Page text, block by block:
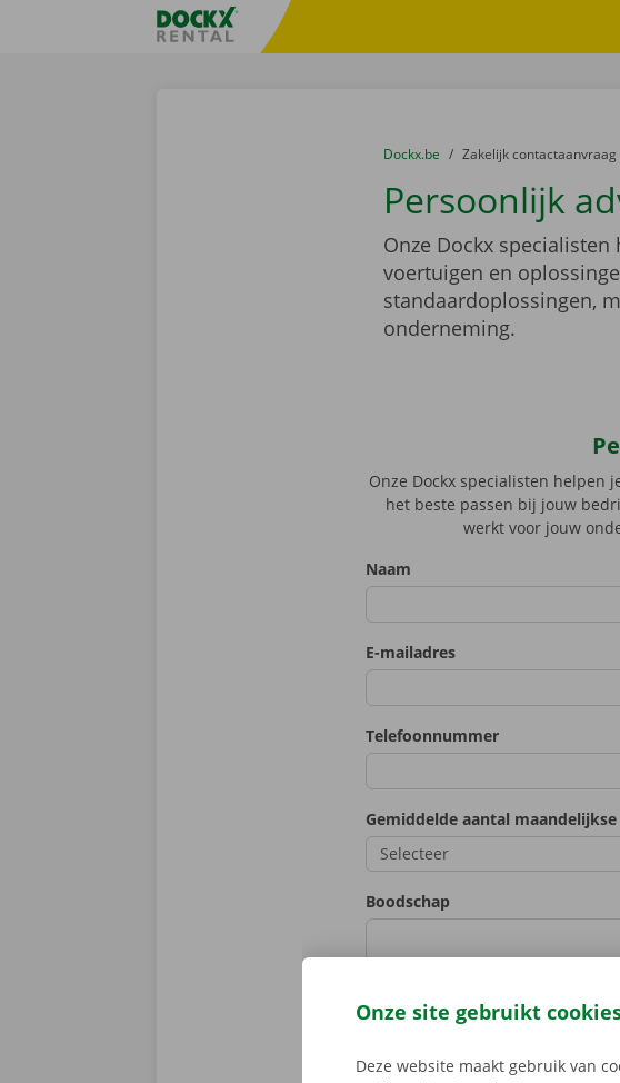
Taalselectie overslaanFratello DEMO
U bevindt zich hier:
van
Dockx.be naar
Zakelijk contactaanvraag
Persoonlijk
Onze Dockx
voertuigen en
standaardoplossingen,
onderneming.
Gelieve dit veld niet in te vullen*
Onze Dockx specialisten helpen
het beste passen bij jouw
werkt voor jouw
Naam
E-mailadres
Telefoonnummer
Gemiddelde aantal
Boodschap
Onze site gebruikt
Deze website maakt gebruik van